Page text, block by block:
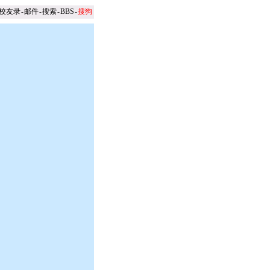
友录-邮件-搜索-BBS-搜狗